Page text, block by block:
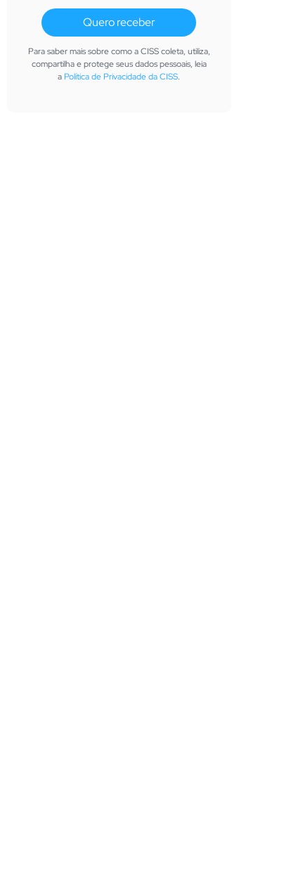
Quero receber
Para saber mais sobre como a CISS coleta, utiliza,
compartilha e protege seus dados pessoais, leia
a Política de Privacidade da CISS.